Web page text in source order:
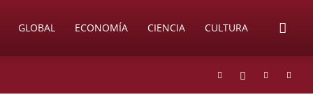
GLOBAL ECONOMÍA CIENCIA CULTURA